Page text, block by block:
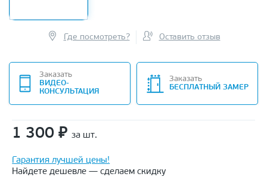
Где посмотреть? Оставить отзыв
Заказать
ВИДЕО-
КОНСУЛЬТАЦИЯ
Заказать
БЕСПЛАТНЫЙ ЗАМЕР
1 300 ₽ за шт.
Гарантия лучшей цены!
Найдете дешевле — сделаем скидку